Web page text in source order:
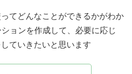
てどんなことができるかがわか
ョンを作成して、必要に応じ
ていきたいと思います